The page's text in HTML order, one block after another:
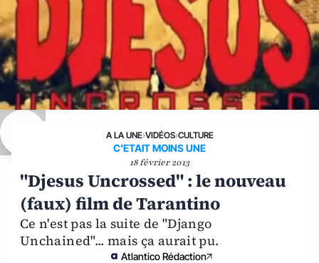
A LA UNE›VIDÉOS›CULTURE
C'ETAIT MOINS UNE
18 février 2013
"Djesus Uncrossed" : le nouveau
(faux) film de Tarantino
Ce n'est pas la suite de "Django
Unchained"... mais ça aurait pu.
Atlantico Rédaction